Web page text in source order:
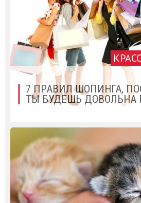
7 ПРАВИЛ ШОПИНГА,
ТЫ БУДЕШЬ ДОВОЛЬНА